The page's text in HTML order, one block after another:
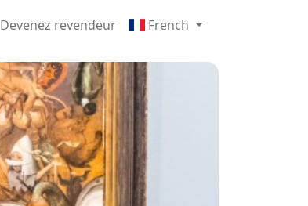
Devenez revendeur French